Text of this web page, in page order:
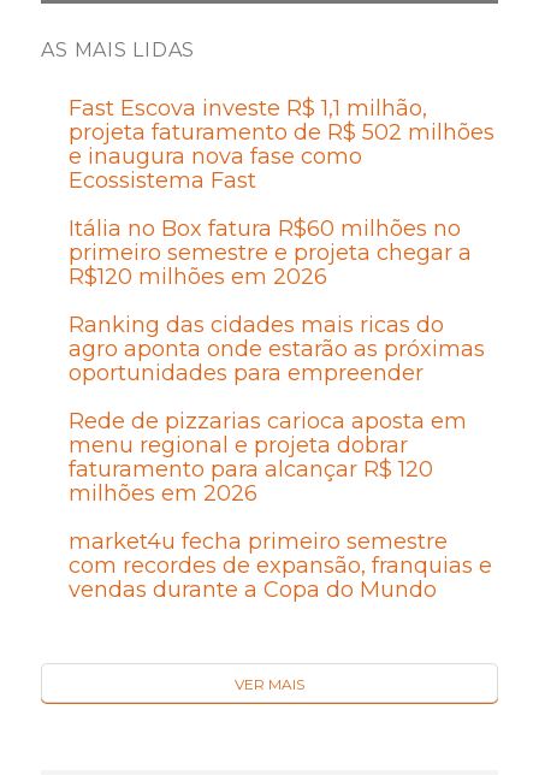
AS MAIS LIDAS
Fast Escova investe R$ 1,1 milhão,
projeta faturamento de R$ 502 milhões
e inaugura nova fase como
Ecossistema Fast
Itália no Box fatura R$60 milhões no
primeiro semestre e projeta chegar a
R$120 milhões em 2026
Ranking das cidades mais ricas do
agro aponta onde estarão as próximas
oportunidades para empreender
Rede de pizzarias carioca aposta em
menu regional e projeta dobrar
faturamento para alcançar R$ 120
milhões em 2026
market4u fecha primeiro semestre
com recordes de expansão, franquias e
vendas durante a Copa do Mundo
VER MAIS